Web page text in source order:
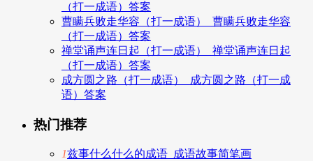
（打一成语）答案
曹瞒兵败走华容（打一成语）_曹瞒兵败走华容
（打一成语）答案
禅堂诵声连日起（打一成语）_禅堂诵声连日起
（打一成语）答案
成方圆之路（打一成语）_成方圆之路（打一成
语）答案
热门推荐
1兹事什么什么的成语_成语故事简笔画